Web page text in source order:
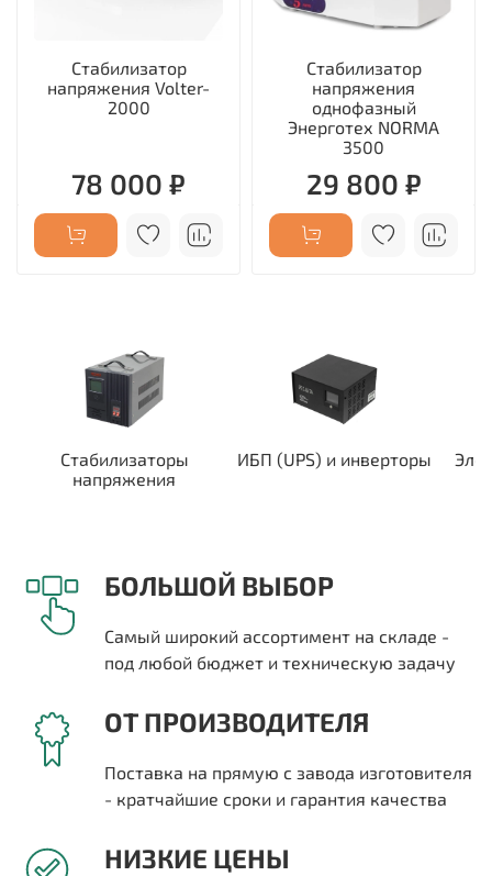
Стабилизатор
напряжения Volter-
2000
78 000 ₽
Стабилизатор
напряжения
однофазный
Энерготех NORMA
3500
29 800 ₽
Стабилизаторы
напряжения
ИБП (UPS) и инверторы
БОЛЬШОЙ ВЫБОР
Самый широкий ассортимент на складе -
под любой бюджет и техническую задачу
ОТ ПРОИЗВОДИТЕЛЯ
Поставка на прямую с завода изготовителя
- кратчайшие сроки и гарантия качества
НИЗКИЕ ЦЕНЫ